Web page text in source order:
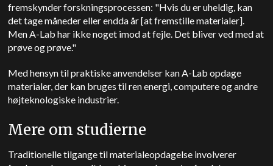
fremskynder forskningsprocessen: "Hvis du er uheldig, kan
det tage måneder eller endda år [at fremstille materialer].
Men A-Lab har ikke noget imod at fejle. Det bliver ved med at
prøve og prøve."
Med hensyn til praktiske anvendelser kan A-Lab opdage
materialer, der kan bruges til ren energi, computere og andre
højteknologiske industrier.
Mere om studierne
Traditionelle tilgange til materialeopdagelse involverer